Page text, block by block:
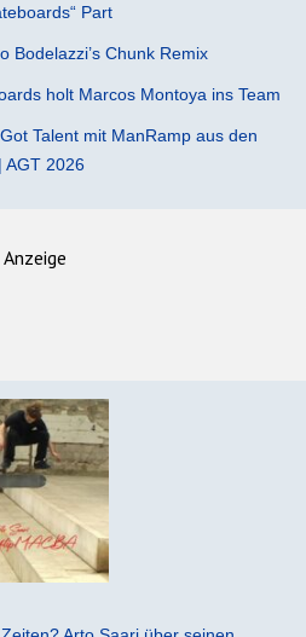
Part
Bodelazzi’s Chunk Remix
holt Marcos Montoya ins Team
Talent mit ManRamp aus den
AGT 2026
Anzeige